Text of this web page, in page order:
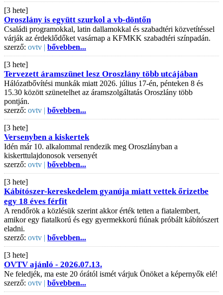
[3 hete]
Oroszlány is együtt szurkol a vb-döntőn
Családi programokkal, latin dallamokkal és szabadtéri közvetítéssel
várják az érdeklődőket vasárnap a KFMKK szabadtéri színpadán.
szerző: ovtv | bővebben...
[3 hete]
Tervezett áramszünet lesz Oroszlány több utcájában
Hálózatbővítési munkák miatt 2026. július 17-én, pénteken 8 és
15.30 között szünetelhet az áramszolgáltatás Oroszlány több
pontján.
szerző: ovtv | bővebben...
[3 hete]
Versenyben a kiskertek
Idén már 10. alkalommal rendezik meg Oroszlányban a
kiskerttulajdonosok versenyét
szerző: ovtv | bővebben...
[3 hete]
Kábítószer-kereskedelem gyanúja miatt vettek őrizetbe
egy 18 éves férfit
A rendőrök a közlésük szerint akkor érték tetten a fiatalembert,
amikor egy fiatalkorú és egy gyermekkorú fiúnak próbált kábítószert
eladni.
szerző: ovtv | bővebben...
[3 hete]
OVTV ajánló - 2026.07.13.
Ne feledjék, ma este 20 órától ismét várjuk Önöket a képernyők elé!
szerző: ovtv | bővebben...